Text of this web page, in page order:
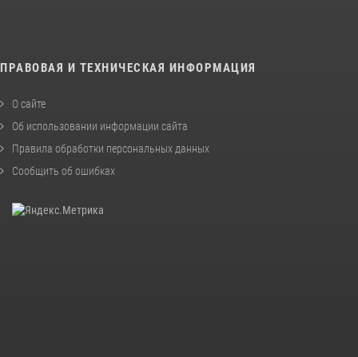
ПРАВОВАЯ И ТЕХНИЧЕСКАЯ ИНФОРМАЦИЯ
О сайте
Об использовании информации сайта
Правила обработки персональных данных
Сообщить об ошибках